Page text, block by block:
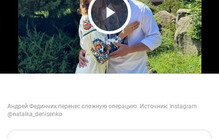
Play Video